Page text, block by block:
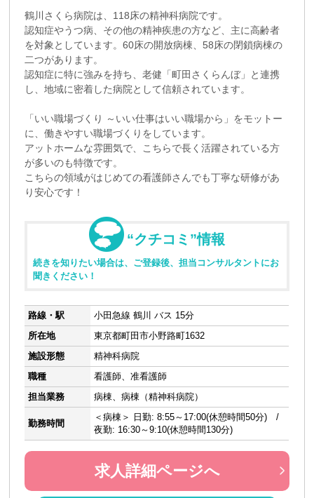
鶴川さくら病院は、118床の精神科病院です。
認知症やうつ病、その他の精神疾患の方など、主に高齢者
を対象としています。60床の開放病棟、58床の閉鎖病棟の
二つがあります。
認知症に特に強みを持ち、老健「町田さくらんぼ」と連携
し、地域に密着した病院として信頼されています。
「いい職場づくり ～いい仕事はいい職場から」をモットー
に、働きやすい職場づくりをしています。
アットホームな雰囲気で、こちらで長く活躍されている方
が多いのも特徴です。
こちらの領域がはじめての看護師さんでも丁寧な研修があ
り安心です！
“クチコミ”情報
続きを知りたい場合は、ご登録後、担当コンサルタントにお
聞きください！
路線・駅
小田急線 鶴川 バス 15分
所在地
東京都町田市小野路町1632
施設形態
精神科病院
職種
看護師、准看護師
担当業務
病棟、病棟（精神科病院）
勤務時間
＜病棟＞ 日勤: 8:55～17:00(休憩時間50分) /
夜勤: 16:30～9:10(休憩時間130分)
求人詳細ページへ